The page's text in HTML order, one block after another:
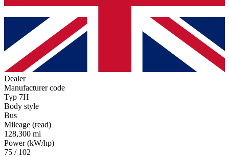
Dealer
Manufacturer code
Typ 7H
Body style
Bus
Mileage (read)
128,300 mi
Power (kW/hp)
75 / 102